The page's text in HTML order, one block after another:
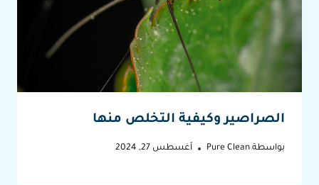
الصراصير وكيفية التخلص منها
بواسطة Pure Clean أغسطس 27, 2024